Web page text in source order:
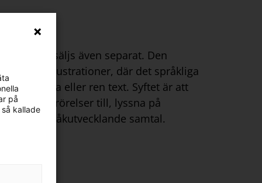
men säljs även separat. Den
illustrationer, där det språkliga
ramsa eller ren text. Syftet är att
och göra rörelser till, lyssna på
till språkutvecklande samtal.
på
kallade